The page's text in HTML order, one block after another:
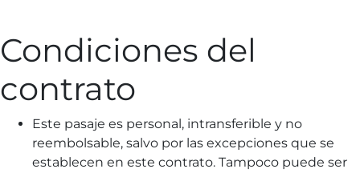
Condiciones del
contrato
Este pasaje es personal, intransferible y no
reembolsable, salvo por las excepciones que se
establecen en este contrato. Tampoco puede ser